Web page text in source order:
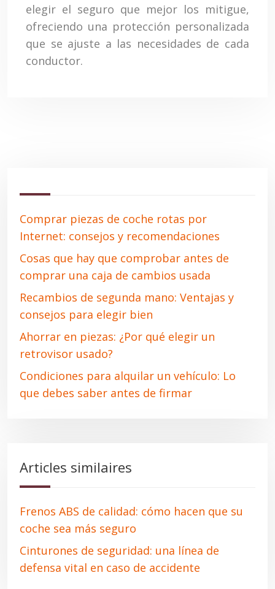
elegir el seguro que mejor los mitigue,
ofreciendo una protección personalizada
que se ajuste a las necesidades de cada
conductor.
Comprar piezas de coche rotas por
Internet: consejos y recomendaciones
Cosas que hay que comprobar antes de
comprar una caja de cambios usada
Recambios de segunda mano: Ventajas y
consejos para elegir bien
Ahorrar en piezas: ¿Por qué elegir un
retrovisor usado?
Condiciones para alquilar un vehículo: Lo
que debes saber antes de firmar
Articles similaires
Frenos ABS de calidad: cómo hacen que su
coche sea más seguro
Cinturones de seguridad: una línea de
defensa vital en caso de accidente